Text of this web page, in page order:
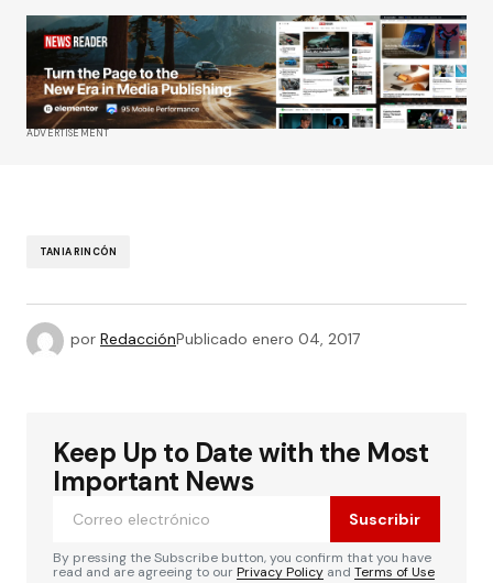
ADVERTISEMENT
TANIA RINCÓN
por RedacciónPublicado enero 04, 2017
Keep Up to Date with the Most
Important News
Suscribir
By pressing the Subscribe button, you confirm that you have
read and are agreeing to ourPrivacy Policy and Terms of Use